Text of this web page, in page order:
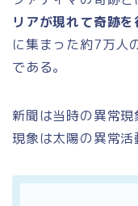
リアが現れて奇跡を
に集まった約7万人
である。
新聞は当時の異常
現象は太陽の異常活